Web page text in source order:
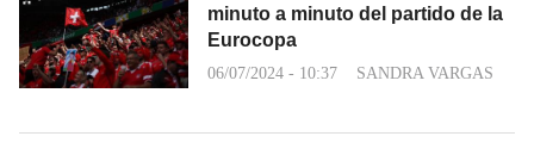
minuto a minuto del partido de la
Eurocopa
06/07/2024 - 10:37 SANDRA VARGAS